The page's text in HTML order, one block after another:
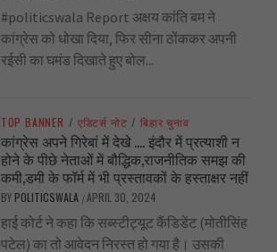
#politicswala Report अक्षय कांति बम ने
कांग्रेस को धोखा दिया, फिर सीना ठोंककर अपनी
रईसी का घमंड दिखाते हुए बोल...
TOP BANNER / एडिटर्स नोट / बिहार चुनाव
कांग्रेस अपने गिरेबां में देखे …. इंदौर में प्रत्याशी न
होने के पीछे नेताओं में बौद्धिक,राजनीतिक समझ की
कमी,डमी के फॉर्म में भी प्रस्तावकों के हस्ताक्षर नहीं
BY POLITICSWALA /APRIL 30, 2024
हाई कोर्ट ने कहा कि सब्स्टीट्यूट कैंडिडेंट (मोतीसिंह
पटेल) का तो आवेदन निरस्त हो गया है। उसकी